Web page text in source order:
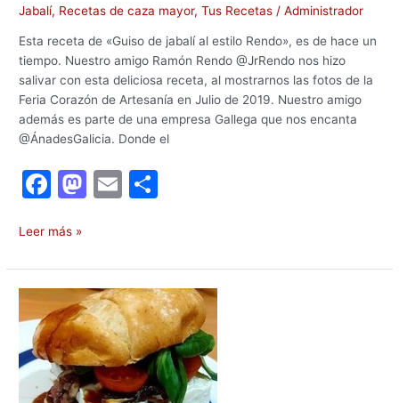
Jabalí, Recetas de caza mayor,Tus Recetas /Administrador
Esta receta de «Guiso de jabalí al estilo Rendo», es de hace un
tiempo. Nuestro amigo Ramón Rendo @JrRendo nos hizo
salivar con esta deliciosa receta, al mostrarnos las fotos de la
Feria Corazón de Artesanía en Julio de 2019. Nuestro amigo
además es parte de una empresa Gallega que nos encanta
@ÁnadesGalicia. Donde el
F
c
e
b
o
o
k
M
o
d
o
n
E
l
p
ar
tir
Leer más »
Receta
de
hamburguesas
de
jabalí.
Hunting